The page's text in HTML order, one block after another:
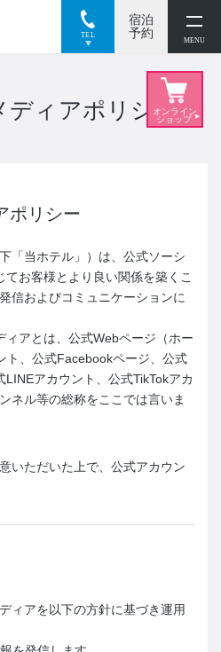
TEL
宿泊
予約
MENU
ディアポリシー
ポリシー
「当ホテル」）は、公式ソーシ
お客様とより良い関係を築くこ
信およびコミュニケーションに
ィアとは、公式Webページ（ホー
ト、公式Facebookページ、公式
アカウント、公式TikTokアカ
ネル等の総称をここでは言いま
いただいた上で、公式アカウン
ィアを以下の方針に基づき運用
閉じる